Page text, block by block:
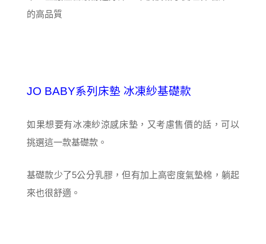
JO BABY系列床墊 冰凍紗基礎款
如果想要有冰凍紗涼感床墊，又考慮售價的話，可以
挑選這一款基礎款。
基礎款少了5公分乳膠，但有加上高密度氣墊棉，躺起
來也很舒適。